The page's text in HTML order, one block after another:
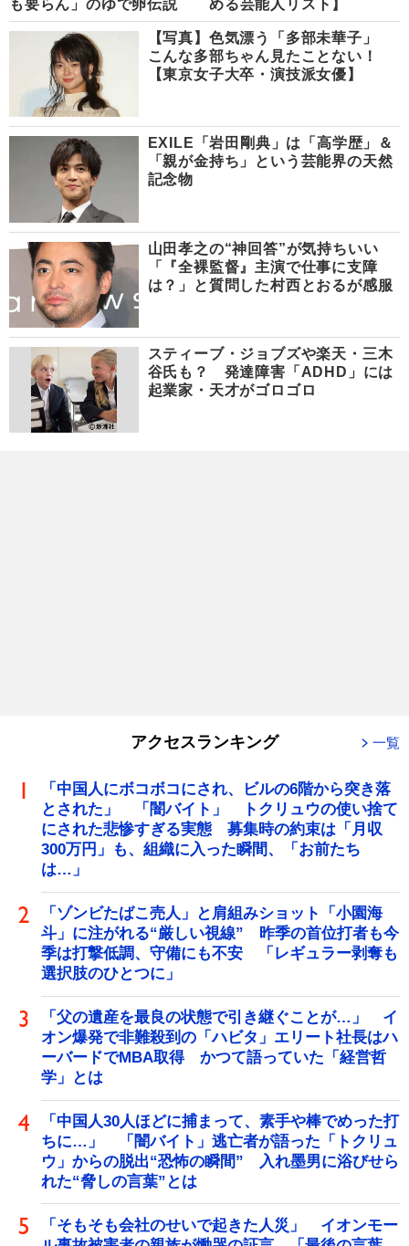
も要らん」のゆで卵伝説
める芸能人リスト】
【写真】色気漂う「多部未華子」
こんな多部ちゃん見たことない！
【東京女子大卒・演技派女優】
EXILE「岩田剛典」は「高学歴」＆
「親が金持ち」という芸能界の天然
記念物
山田孝之の“神回答”が気持ちいい
「『全裸監督』主演で仕事に支障
は？」と質問した村西とおるが感服
スティーブ・ジョブズや楽天・三木
谷氏も？ 発達障害「ADHD」には
起業家・天才がゴロゴロ
アクセスランキング 一覧
「中国人にボコボコにされ、ビルの6階から突き落
とされた」 「闇バイト」 トクリュウの使い捨て
にされた悲惨すぎる実態 募集時の約束は「月収
300万円」も、組織に入った瞬間、「お前たち
は…」
「ゾンビたばこ売人」と肩組みショット「小園海
斗」に注がれる“厳しい視線” 昨季の首位打者も今
季は打撃低調、守備にも不安 「レギュラー剥奪も
選択肢のひとつに」
「父の遺産を最良の状態で引き継ぐことが…」 イ
オン爆発で非難殺到の「ハビタ」エリート社長はハ
ーバードでMBA取得 かつて語っていた「経営哲
学」とは
「中国人30人ほどに捕まって、素手や棒でめった打
ちに…」 「闇バイト」逃亡者が語った「トクリュ
ウ」からの脱出“恐怖の瞬間” 入れ墨男に浴びせら
れた“脅しの言葉”とは
「そもそも会社のせいで起きた人災」 イオンモー